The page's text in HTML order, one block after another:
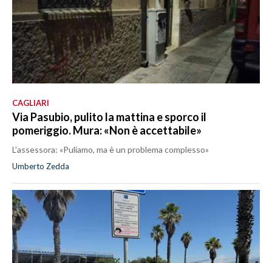
CAGLIARI
Via Pasubio, pulito la mattina e sporco il
pomeriggio. Mura: «Non è accettabile»
L'assessora: «Puliamo, ma è un problema complesso»
Umberto Zedda